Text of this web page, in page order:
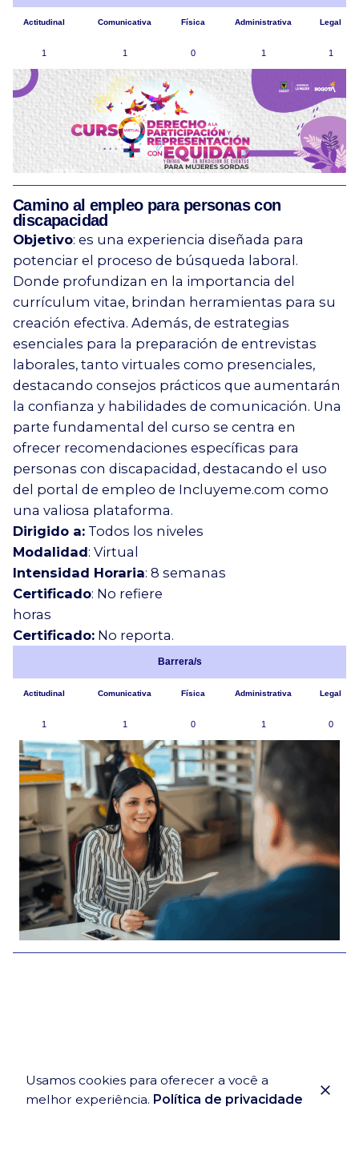
Actitudinal Comunicativa Física Administrativa Legal
1 1 0 1 1
Camino al empleo para personas con
discapacidad
Objetivo: es una experiencia diseñada para
potenciar el proceso de búsqueda laboral.
Donde profundizan en la importancia del
currículum vitae, brindan herramientas para su
creación efectiva. Además, de estrategias
esenciales para la preparación de entrevistas
laborales, tanto virtuales como presenciales,
destacando consejos prácticos que aumentarán
la confianza y habilidades de comunicación. Una
parte fundamental del curso se centra en
ofrecer recomendaciones específicas para
personas con discapacidad, destacando el uso
del portal de empleo de Incluyeme.com como
una valiosa plataforma.
Dirigido a: Todos los niveles
Modalidad: Virtual
Intensidad Horaria: 8 semanas
Certificado: No refiere
horas
Certificado: No reporta.
Barrera/s
Actitudinal Comunicativa Física Administrativa Legal
1 1 0 1 0
Usamos cookies para oferecer a você a
melhor experiência. Política de privacidade